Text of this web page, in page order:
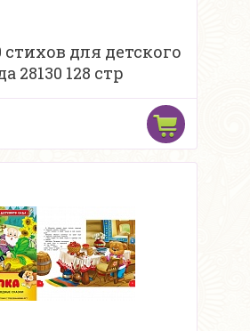
стихов для детского
28130 128 стр